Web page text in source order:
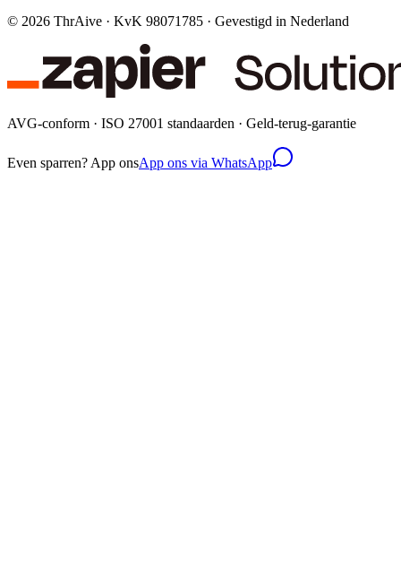
© 2026 ThrAive · KvK 98071785 · Gevestigd in Nederland
AVG-conform · ISO 27001 standaarden · Geld-terug-garantie
Even sparren? App onsApp ons via WhatsApp